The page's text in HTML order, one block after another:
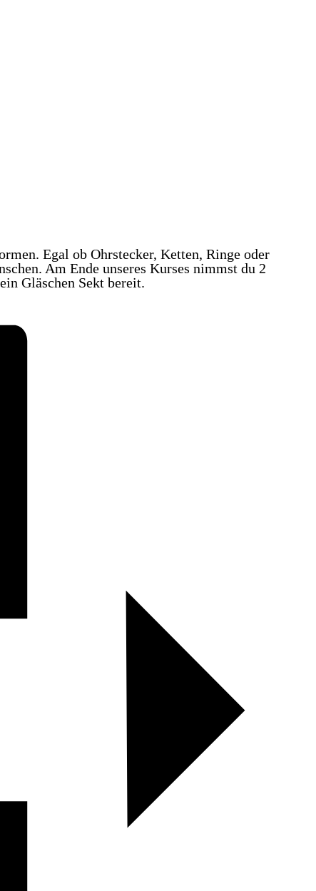
Egal ob Ohrstecker, Ketten, Ringe oder
Am Ende unseres Kurses nimmst du 2
Gläschen Sekt bereit.